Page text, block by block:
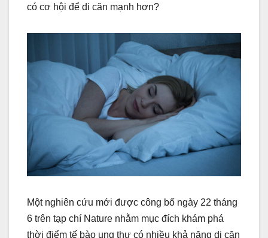
có cơ hội để di căn mạnh hơn?
Một nghiên cứu mới được công bố ngày 22 tháng
6 trên tạp chí Nature nhằm mục đích khám phá
thời điểm tế bào ung thư có nhiều khả năng di căn